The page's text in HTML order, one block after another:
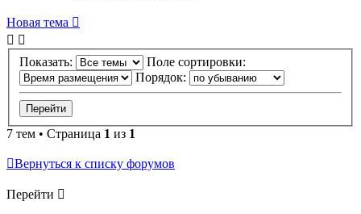
Новая тема
Показать:
Поле сортировки:
Порядок:
7 тем • Страница 1 из 1
Вернуться к списку форумов
Перейти